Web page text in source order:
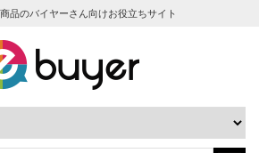
品のバイヤーさん向けお役立ちサイト